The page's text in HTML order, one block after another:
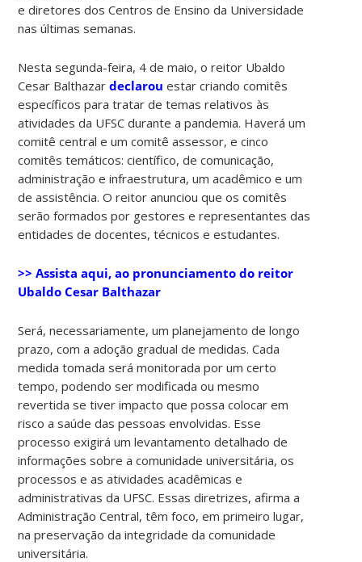
e diretores dos Centros de Ensino da Universidade
nas últimas semanas.
Nesta segunda-feira, 4 de maio, o reitor Ubaldo
Cesar Balthazardeclarou estar criando comitês
específicos para tratar de temas relativos às
atividades da UFSC durante a pandemia. Haverá um
comitê central e um comitê assessor, e cinco
comitês temáticos: científico, de comunicação,
administração e infraestrutura, um acadêmico e um
de assistência. O reitor anunciou que os comitês
serão formados por gestores e representantes das
entidades de docentes, técnicos e estudantes.
>> Assista aqui, ao pronunciamento do reitor
Ubaldo Cesar Balthazar
Será, necessariamente, um planejamento de longo
prazo, com a adoção gradual de medidas. Cada
medida tomada será monitorada por um certo
tempo, podendo ser modificada ou mesmo
revertida se tiver impacto que possa colocar em
risco a saúde das pessoas envolvidas. Esse
processo exigirá um levantamento detalhado de
informações sobre a comunidade universitária, os
processos e as atividades acadêmicas e
administrativas da UFSC. Essas diretrizes, afirma a
Administração Central, têm foco, em primeiro lugar,
na preservação da integridade da comunidade
universitária.